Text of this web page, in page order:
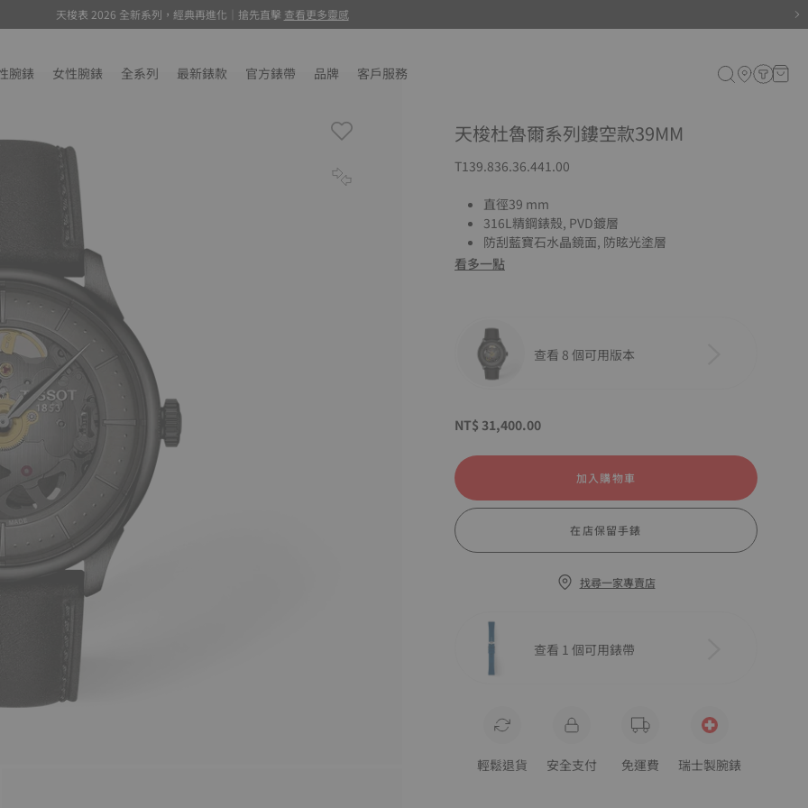
環法特展, 萬元聯名腕錶驚喜抽選, 瞭解更多
天梭表 2026 全新系列，經典再進化｜搶先直擊 查看更多靈感
腕錶 女性腕錶 全系列 最新錶款 官方錶帶 品牌 客戶服務
天梭杜魯爾系列鏤空款39MM
T139.836.36.441.00
直徑39 mm
316L精鋼錶殼, PVD鍍層
防刮藍寶石水晶鏡面, 防眩光塗層
看多一點
查看 8 個可用版本
NT$ 31,400.00
加入購物車
在店保留手錶
找尋一家專賣店
查看 1 個可用錶帶
輕鬆退貨 安全支付 免運費 瑞士製腕錶